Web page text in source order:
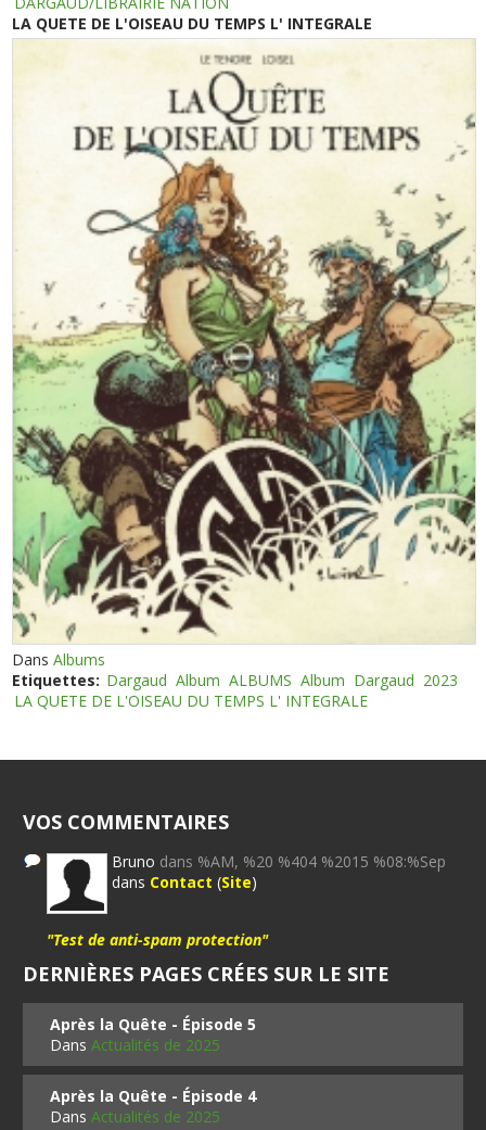
LA QUETE DE L'OISEAU DU TEMPS L' INTEGRALE
DansAlbums
Etiquettes: Dargaud Album ALBUMS Album Dargaud 2023
LA QUETE DE L'OISEAU DU TEMPS L' INTEGRALE
VOS COMMENTAIRES
Bruno dans %AM, %20 %404 %2015 %08:%Sep
dans Contact (Site)
"Test de anti-spam protection"
DERNIÈRES PAGES CRÉES SUR LE SITE
Après la Quête - Épisode 5
DansActualités de 2025
Après la Quête - Épisode 4
DansActualités de 2025